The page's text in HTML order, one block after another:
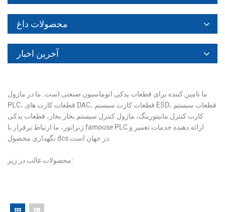
محصولات داغ
آخرین اخبار
ما تامین کننده برای قطعات یدکی اتوماسیون صنعتی است. ما در ماژول
PLC، قطعات کارت های DAC، قطعات کارت سیستم ESD، قطعات سیستم
کارت کنترل مانیتورینگ، ماژول کنترل سیستم بخار بخار، قطعات یدکی
ژنراتور، ما ارتباط برقرار با famouse PLC ارائه دهنده خدمات تعمیر و
محصولات غالب در زیر: